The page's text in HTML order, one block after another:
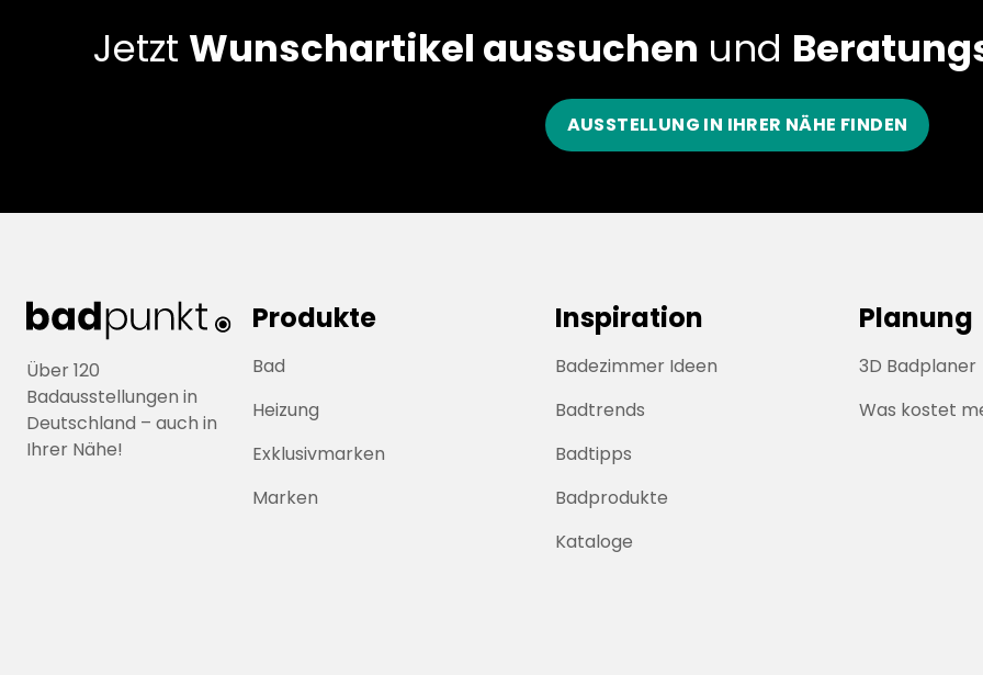
Jetzt Wunschartikel aussuchen und
AUSSTELLUNG IN IHRER NÄHE FINDEN
Über 120
Badausstellungen in
Deutschland – auch in
Ihrer Nähe!
Produkte
Bad
Heizung
Exklusivmarken
Marken
Inspiration
Badezimmer Ideen
Badtrends
Badtipps
Badprodukte
Kataloge
Planung
3D Badplaner
Was kostet